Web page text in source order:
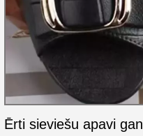
Ērti sieviešu apavi